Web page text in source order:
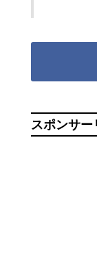
スポンサー